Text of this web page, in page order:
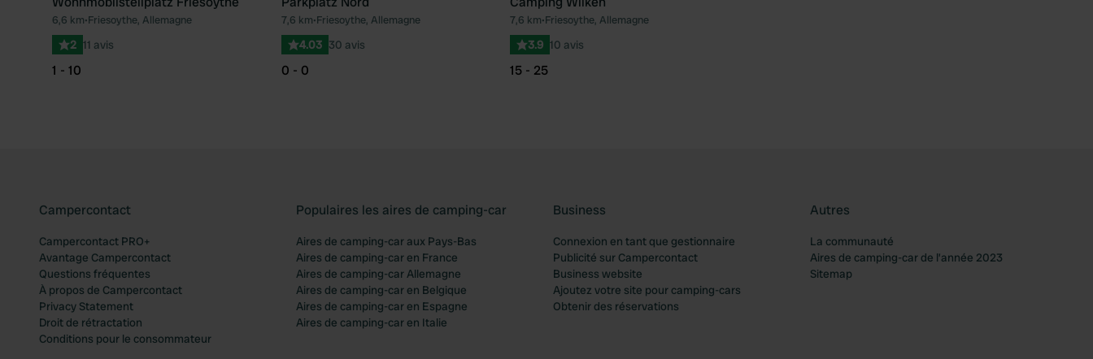
Préféré
6,6 km•Friesoythe, Allemagne
2 11 avis
1 - 10
Préféré
7,6 km•Friesoythe, Allemagne
4.03 30 avis
0 - 0
7,6 km•Friesoythe, Allemagne
3.9 10 avis
15 - 25
Campercontact
Campercontact PRO+
Avantage Campercontact
Questions fréquentes
À propos de Campercontact
Privacy Statement
Droit de rétractation
Conditions pour le consommateur
Populaires les aires de camping-car
Aires de camping-car aux Pays-Bas
Aires de camping-car en France
Aires de camping-car Allemagne
Aires de camping-car en Belgique
Aires de camping-car en Espagne
Aires de camping-car en Italie
Business
Connexion en tant que gestionnaire
Publicité sur Campercontact
Business website
Ajoutez votre site pour camping-cars
Obtenir des réservations
Autres
La communauté
Aires de camping-car de l’année 2023
Sitemap